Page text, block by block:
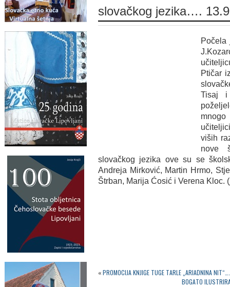
slovačkog jezika….
Ptičar
Tisaj i
viših
nove
slovačkog jezika ove su se
Andreja Mirković, Martin Hrmo,
Štrban, Marija Ćosić i Verena Kloc.
«PROMOCIJA KNJIGE TUGE TARLE „ARIADNINA
BOGATO